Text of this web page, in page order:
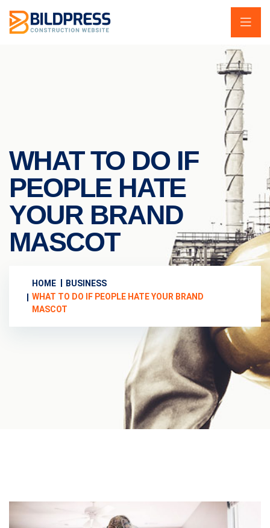
WHAT TO DO IF
PEOPLE HATE
YOUR BRAND
MASCOT
HOME
BUSINESS
WHAT TO DO IF PEOPLE HATE YOUR BRAND
MASCOT